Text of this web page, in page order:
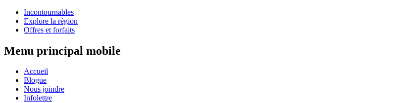
Incontournables
Explore la région
Offres et forfaits
Menu principal mobile
Accueil
Blogue
Nous joindre
Infolettre